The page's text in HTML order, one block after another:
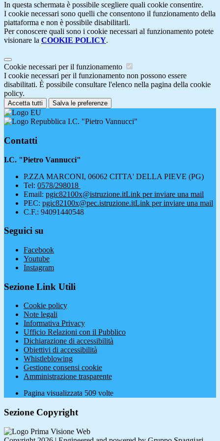
In questa schermata è possibile scegliere quali cookie consentire.
I cookie necessari sono quelli che consentono il funzionamento della
piattaforma e non è possibile disabilitarli.
Per conoscere quali sono i cookie necessari al funzionamento potete
visionare la COOKIE POLICY.
Cookie necessari per il funzionamento
I cookie necessari per il funzionamento non possono essere
disabilitati. È possibile consultare l'elenco nella pagina della cookie
policy.
Accetta tutti Salva le preferenze
I.C. "Pietro Vannucci"
Contatti
I.C. "Pietro Vannucci"
P.ZZA MARCONI, 06062 CITTA' DELLA PIEVE (PG)
Tel: 0578/298018
Email: pgic82100x@istruzione.itLink per inviare una mail
PEC: pgic82100x@pec.istruzione.itLink per inviare una mail
C.F.: 94091440548
Seguici su
Facebook
Youtube
Instagram
Sezione Link Utili
Cookie policy
Note legali
Informativa Privacy
Ufficio Relazioni con il Pubblico
Dichiarazione di accessibilità
Obiettivi di accessibilità
Whistleblowing
Gestione consensi cookie
Amministrazione trasparente
Pagina visualizzata 509 volte
Sezione Copyright